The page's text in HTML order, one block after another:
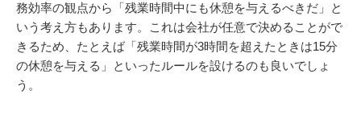
務効率の観点から「残業時間中にも休憩を与えるべきだ」と
いう考え方もあります。これは会社が任意で決めることがで
きるため、たとえば「残業時間が3時間を超えたときは15分
の休憩を与える」といったルールを設けるのも良いでしょ
う。